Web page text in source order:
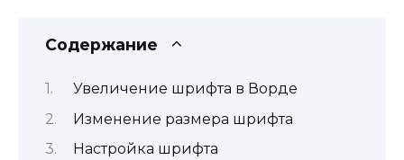
Содержание
Увеличение шрифта в Ворде
Изменение размера шрифта
Настройка шрифта